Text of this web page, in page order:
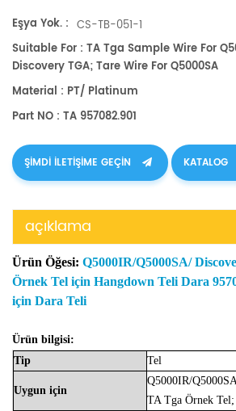
Eşya Yok. : CS-TB-051-1
Suitable For : TA Tga Sample Wire For
Discovery TGA; Tare Wire For Q5000SA
Material : PT/ Platinum
Part NO : TA 957082.901
ŞIMDI ILETIŞIME GEÇIN KATALOG
açıklama
Ürün Öğesi: Q5000IR/Q5000SA/
Örnek Tel için Hangdown Teli Dara
için Dara Teli
Ürün bilgisi:
Tip
Tel
Uygun için
Q5000IR/
TA Tga Örnek